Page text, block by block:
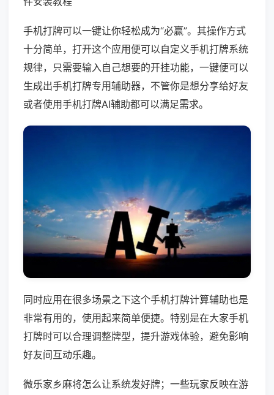
手机打牌可以一键让你轻松成为“必赢”。其操作方式
十分简单，打开这个应用便可以自定义手机打牌系统
规律，只需要输入自己想要的开挂功能，一键便可以
生成出手机打牌专用辅助器，不管你是想分享给好友
或者使用手机打牌AI辅助都可以满足需求。
同时应用在很多场景之下这个手机打牌计算辅助也是
非常有用的，使用起来简单便捷。特别是在大家手机
打牌时可以合理调整牌型，提升游戏体验，避免影响
好友间互动乐趣。
微乐家乡麻将怎么让系统发好牌；一些玩家反映在游